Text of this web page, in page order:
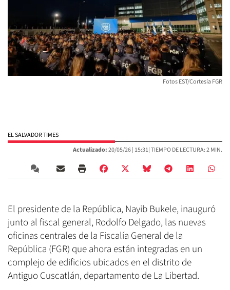
Fotos EST/Cortesía FGR
EL SALVADOR TIMES
Actualizado:20/05/26 | 15:31| TIEMPO DE LECTURA: 2 MIN.
El presidente de la República, Nayib Bukele, inauguró
junto al fiscal general, Rodolfo Delgado, las nuevas
oficinas centrales de la Fiscalía General de la
República (FGR) que ahora están integradas en un
complejo de edificios ubicados en el distrito de
Antiguo Cuscatlán, departamento de La Libertad.